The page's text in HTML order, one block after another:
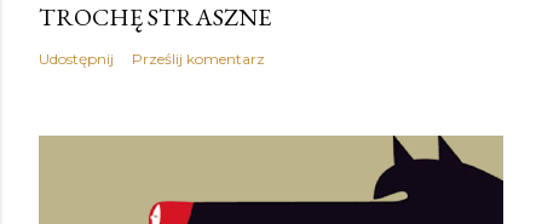
TROCHĘ STRASZNE
Udostępnij Prześlij komentarz